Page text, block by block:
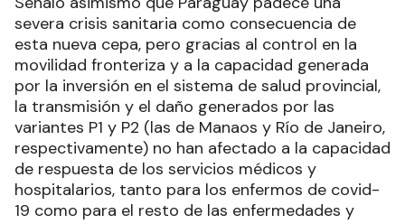
severa crisis sanitaria como consecuencia de
esta nueva cepa, pero gracias al control en la
movilidad fronteriza y a la capacidad generada
por la inversión en el sistema de salud provincial,
la transmisión y el daño generados por las
variantes P1 y P2 (las de Manaos y Río de Janeiro,
respectivamente) no han afectado a la capacidad
de respuesta de los servicios médicos y
hospitalarios, tanto para los enfermos de covid-
19 como para el resto de las enfermedades y